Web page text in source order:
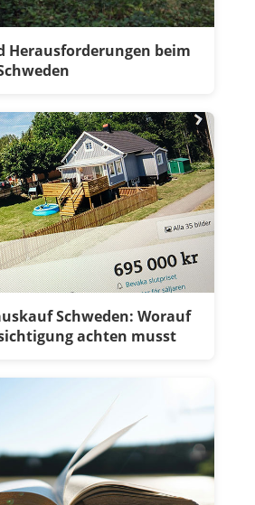
Herausforderungen beim
Schweden: Worauf
achten musst